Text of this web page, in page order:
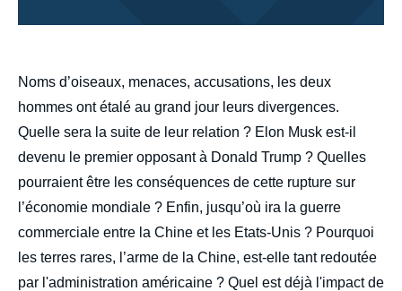
body
Noms d’oiseaux, menaces, accusations, les deux
hommes ont étalé au grand jour leurs divergences.
Quelle sera la suite de leur relation ? Elon Musk est-il
devenu le premier opposant à Donald Trump ? Quelles
pourraient être les conséquences de cette rupture sur
l’économie mondiale ? Enfin, jusqu’où ira la guerre
commerciale entre la Chine et les Etats-Unis ? Pourquoi
les terres rares, l’arme de la Chine, est-elle tant redoutée
par l'administration américaine ? Quel est déjà l'impact de